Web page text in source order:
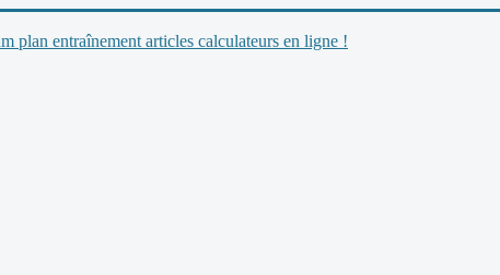
plan entraînement articles calculateurs en ligne !